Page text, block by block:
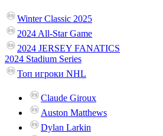
Winter Classic 2025
2024 All-Star Game
2024 JERSEY FANATICS
2024 Stadium Series
Топ игроки NHL
Claude Giroux
Auston Matthews
Dylan Larkin